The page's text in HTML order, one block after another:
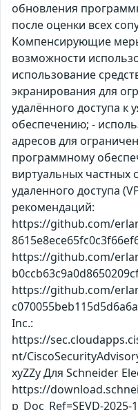
обновления
после оценки всех
Компенсирующие
возможности
использование
экранирования для
удалённого доступа
обеспечению; -
адресов для
программному
виртуальных частных
удаленного доступа
рекомендаций:
https://github.com/
https://github.com/
https://github.com/
Inc.:
https://
nt/
xyZZy Для Schneider
https://
p_Doc_Ref=SEVD-2025-